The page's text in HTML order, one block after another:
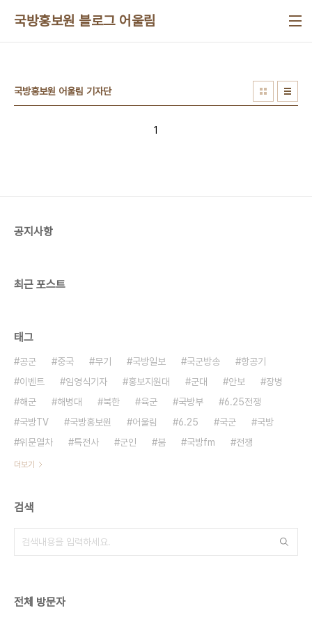
국방홍보원 블로그 어울림
국방홍보원 어울림 기자단
1
공지사항
최근 포스트
태그
공군 중국 무기 국방일보 국군방송
항공기
이벤트
임영식기자 홍보지원대 군대 안보
장병
해군
해병대 북한 육군 국방부
6.25전쟁
국방TV
국방홍보원 어울림 6.25 국군
국방
위문열차
특전사 군인 붐 국방fm 전쟁
더보기
검색
전체 방문자